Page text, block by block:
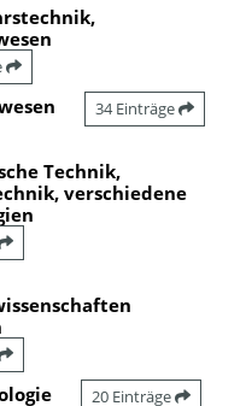
34 Einträge
Technik,
verschiedene
20 Einträge